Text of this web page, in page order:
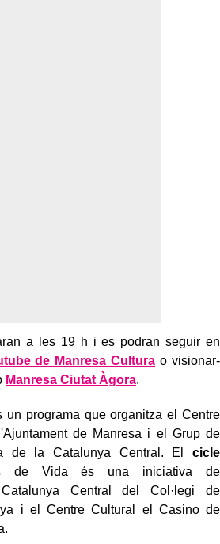
a les 19 h i es podran seguir en
de Manresa Cultura o visionar-
Manresa Ciutat Àgora.
un programa que organitza el Centre
de Manresa i el Grup de
de la Catalunya Central. El cicle
de Vida és una iniciativa de
Central del Col·legi de
i el Centre Cultural el Casino de